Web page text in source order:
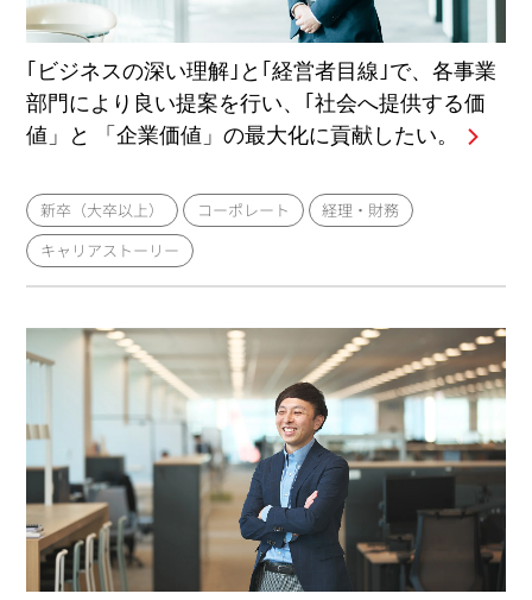
｢ビジネスの深い理解｣と｢経営者目線｣で、各事業
部門により良い提案を行い、｢社会へ提供する価
値」と 「企業価値」の最大化に貢献したい。
新卒（大卒以上） コーポレート
経理・財務
キャリアストーリー